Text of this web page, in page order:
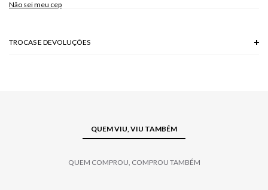
Não sei meu cep
TROCAS E DEVOLUÇÕES
QUEM VIU, VIU TAMBÉM
QUEM COMPROU, COMPROU TAMBÉM